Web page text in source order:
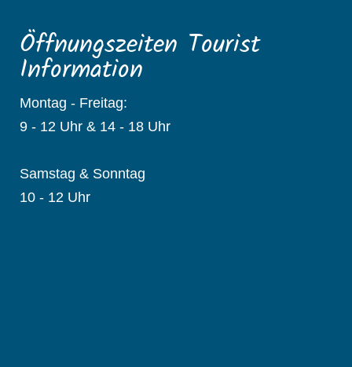
Öffnungszeiten Tourist
Information
Montag - Freitag:
9 - 12 Uhr & 14 - 18 Uhr
Samstag & Sonntag
10 - 12 Uhr